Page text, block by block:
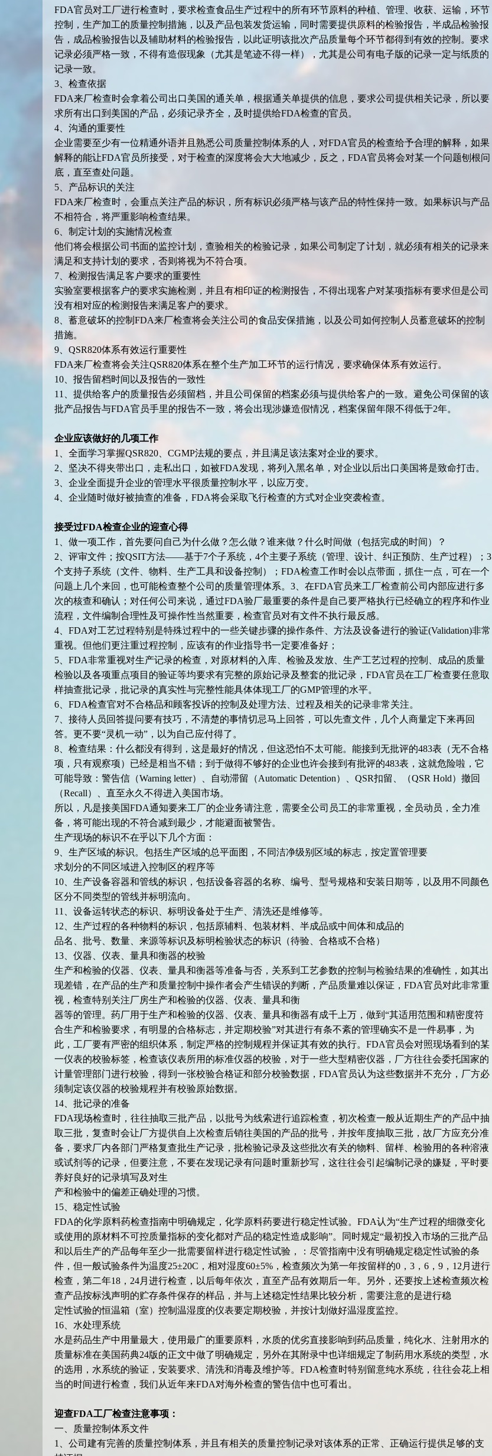
FDA官员对工厂进行检查时，要求检查食品生产过程中的所有环节原料的种植、管理、收获、运输，环节
控制，生产加工的质量控制措施，以及产品包装发货运输，同时需要提供原料的检验报告，半成品检验报
告，成品检验报告以及辅助材料的检验报告，以此证明该批次产品质量每个环节都得到有效的控制。要求
记录必须严格一致，不得有造假现象（尤其是笔迹不得一样），尤其是公司有电子版的记录一定与纸质的
记录一致。
3、检查依据
FDA来厂检查时会拿着公司出口美国的通关单，根据通关单提供的信息，要求公司提供相关记录，所以要
求所有出口到美国的产品，必须记录齐全，及时提供给FDA检查的官员。
4、沟通的重要性
企业需要至少有一位精通外语并且熟悉公司质量控制体系的人，对FDA官员的检查给予合理的解释，如果
解释的能让FDA官员所接受，对于检查的深度将会大大地减少，反之，FDA官员将会对某一个问题刨根问
底，直至查处问题。
5、产品标识的关注
FDA来厂检查时，会重点关注产品的标识，所有标识必须严格与该产品的特性保持一致。如果标识与产品
不相符合，将严重影响检查结果。
6、制定计划的实施情况检查
他们将会根据公司书面的监控计划，查验相关的检验记录，如果公司制定了计划，就必须有相关的记录来
满足和支持计划的要求，否则将视为不符合项。
7、检测报告满足客户要求的重要性
实验室要根据客户的要求实施检测，并且有相印证的检测报告，不得出现客户对某项指标有要求但是公司
没有相对应的检测报告来满足客户的要求。
8、蓄意破坏的控制FDA来厂检查将会关注公司的食品安保措施，以及公司如何控制人员蓄意破坏的控制
措施。
9、QSR820体系有效运行重要性
FDA来厂检查将会关注QSR820体系在整个生产加工环节的运行情况，要求确保体系有效运行。
10、报告留档时间以及报告的一致性
11、提供给客户的质量报告必须留档，并且公司保留的档案必须与提供给客户的一致。避免公司保留的该
批产品报告与FDA官员手里的报告不一致，将会出现涉嫌造假情况，档案保留年限不得低于2年。
企业应该做好的几项工作
1、全面学习掌握QSR820、CGMP法规的要点，并且满足该法案对企业的要求。
2、坚决不得夹带出口，走私出口，如被FDA发现，将列入黑名单，对企业以后出口美国将是致命打击。
3、企业全面提升企业的管理水平很质量控制水平，以应万变。
4、企业随时做好被抽查的准备，FDA将会采取飞行检查的方式对企业突袭检查。
接受过FDA检查企业的迎查心得
1、做一项工作，首先要问自己为什么做？怎么做？谁来做？什么时间做（包括完成的时间）？
2、评审文件；按QSIT方法——基于7个子系统，4个主要子系统（管理、设计、纠正预防、生产过程）；3
个支持子系统（文件、物料、生产工具和设备控制）；FDA检查工作时会以点带面，抓住一点，可在一个
问题上几个来回，也可能检查整个公司的质量管理体系。3、在FDA官员来工厂检查前公司内部应进行多
次的核查和确认；对任何公司来说，通过FDA验厂最重要的条件是自己要严格执行已经确立的程序和作业
流程，文件编制合理性及可操作性当然重要，检查官员对有文件不执行最反感。
4、FDA对工艺过程特别是特殊过程中的一些关键步骤的操作条件、方法及设备进行的验证(Validation)非常
重视。但他们更注重过程控制，应该有的作业指导书一定要准备好；
5、FDA非常重视对生产记录的检查，对原材料的入库、检验及发放、生产工艺过程的控制、成品的质量
检验以及各项重点项目的验证等均要求有完整的原始记录及整套的批记录，FDA官员在工厂检查要任意取
样抽查批记录，批记录的真实性与完整性能具体体现工厂的GMP管理的水平。
6、FDA检查官对不合格品和顾客投诉的控制及处理方法、过程及相关的记录非常关注。
7、接待人员回答提问要有技巧，不清楚的事情切忌马上回答，可以先查文件，几个人商量定下来再回
答。更不要“灵机一动”，以为自己应付得了。
8、检查结果：什么都没有得到，这是最好的情况，但这恐怕不太可能。能接到无批评的483表（无不合格
项，只有观察项）已经是相当不错；到于做得不够好的企业也许会接到有批评的483表，这就危险啦，它
可能导致：警告信（Warning letter）、自动滞留（Automatic Detention）、QSR扣留、（QSR Hold）撤回
（Recall）、直至永久不得进入美国市场。
所以，凡是接美国FDA通知要来工厂的企业务请注意，需要全公司员工的非常重视，全员动员，全力准
备，将可能出现的不符合减到最少，才能避面被警告。
生产现场的标识不在乎以下几个方面：
9、生产区域的标识。包括生产区域的总平面图，不同洁净级别区域的标志，按定置管理要
求划分的不同区域进入控制区的程序等
10、生产设备容器和管线的标识，包括设备容器的名称、编号、型号规格和安装日期等，以及用不同颜色
区分不同类型的管线并标明流向。
11、设备运转状态的标识、标明设备处于生产、清洗还是维修等。
12、生产过程的各种物料的标识，包括原辅料、包装材料、半成品或中间体和成品的
品名、批号、数量、来源等标识及标明检验状态的标识（待验、合格或不合格）
13、仪器、仪表、量具和衡器的校验
生产和检验的仪器、仪表、量具和衡器等准备与否，关系到工艺参数的控制与检验结果的准确性，如其出
现差错，在产品的生产和质量控制中操作者会产生错误的判断，产品质量难以保证，FDA官员对此非常重
视，检查特别关注厂房生产和检验的仪器、仪表、量具和衡
器等的管理。药厂用于生产和检验的仪器、仪表、量具和衡器有成千上万，做到“其适用范围和精密度符
合生产和检验要求，有明显的合格标志，并定期校验”对其进行有条不紊的管理确实不是一件易事，为
此，工厂要有严密的组织体系，制定严格的控制规程并保证其有效的执行。FDA官员会对照现场看到的某
一仪表的校验标签，检查该仪表所用的标准仪器的校验，对于一些大型精密仪器，厂方往往会委托国家的
计量管理部门进行校验，得到一张校验合格证和部分校验数据，FDA官员认为这些数据并不充分，厂方必
须制定该仪器的校验规程并有校验原始数据。
14、批记录的准备
FDA现场检查时，往往抽取三批产品，以批号为线索进行追踪检查，初次检查一般从近期生产的产品中抽
取三批，复查时会让厂方提供自上次检查后销往美国的产品的批号，并按年度抽取三批，故厂方应充分准
备，要求厂内各部门严格复查批生产记录，批检验记录及这些批次有关的物料、留样、检验用的各种溶液
或试剂等的记录，但要注意，不要在发现记录有问题时重新抄写，这往往会引起编制记录的嫌疑，平时要
养好良好的记录填写及对生
产和检验中的偏差正确处理的习惯。
15、稳定性试验
FDA的化学原料药检查指南中明确规定，化学原料药要进行稳定性试验。FDA认为“生产过程的细微变化
或使用的原材料不可控质量指标的变化都对产品的稳定性造成影响”。同时规定“最初投入市场的三批产品
和以后生产的产品每年至少一批需要留样进行稳定性试验，：尽管指南中没有明确规定稳定性试验的条
件，但一般试验条件为温度25±20C，相对湿度60±5%，检查频次为第一年按留样的0，3，6，9，12月进行
检查，第二年18，24月进行检查，以后每年依次，直至产品有效期后一年。另外，还要按上述检查频次检
查产品按标浅声明的贮存条件保存的样品，并与上述稳定性结果比较分析，需要注意的是进行稳
定性试验的恒温箱（室）控制温湿度的仪表要定期校验，并按计划做好温湿度监控。
16、水处理系统
水是药品生产中用量最大，使用最广的重要原料，水质的优劣直接影响到药品质量，纯化水、注射用水的
质量标准在美国药典24版的正文中做了明确规定，另外在其附录中也详细规定了制药用水系统的类型，水
的选用，水系统的验证，安装要求、清洗和消毒及维护等。FDA检查时特别留意纯水系统，往往会花上相
当的时间进行检查，我们从近年来FDA对海外检查的警告信中也可看出。
迎查FDA工厂检查注意事项：
一、质量控制体系文件
1、公司建有完善的质量控制体系，并且有相关的质量控制记录对该体系的正常、正确运行提供足够的支